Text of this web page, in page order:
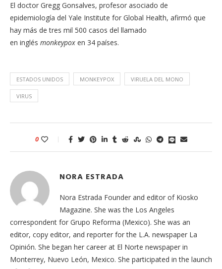
El doctor Gregg Gonsalves, profesor asociado de
epidemiología del Yale Institute for Global Health, afirmó que
hay más de tres mil 500 casos del llamado
en inglés monkeypox en 34 países.
ESTADOS UNIDOS MONKEYPOX VIRUELA DEL MONO
VIRUS
0
NORA ESTRADA
Nora Estrada Founder and editor of Kiosko
Magazine. She was the Los Angeles
correspondent for Grupo Reforma (Mexico). She was an
editor, copy editor, and reporter for the L.A. newspaper La
Opinión. She began her career at El Norte newspaper in
Monterrey, Nuevo León, Mexico. She participated in the launch